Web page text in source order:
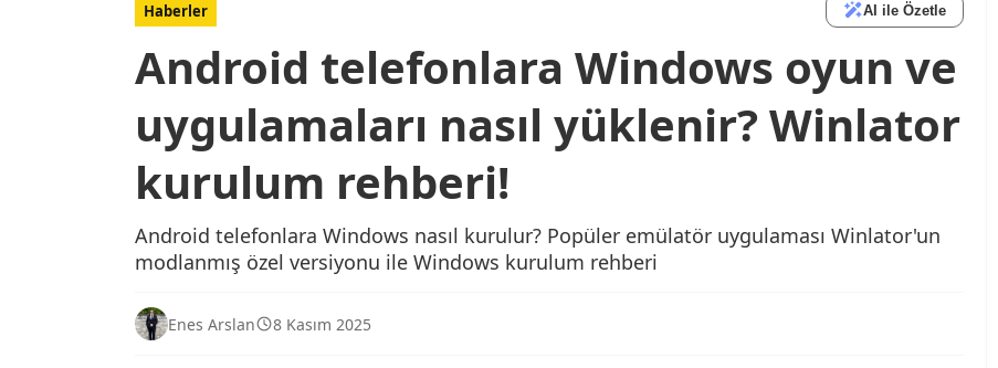
Haberler AI ile Özetle
Android telefonlara Windows oyun ve
uygulamaları nasıl yüklenir? Winlator
kurulum rehberi!
Android telefonlara Windows nasıl kurulur? Popüler emülatör uygulaması Winlator'un
modlanmış özel versiyonu ile Windows kurulum rehberi
Enes Arslan 8 Kasım 2025